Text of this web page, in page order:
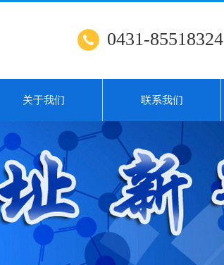
0431-85518324
关于我们 联系我们